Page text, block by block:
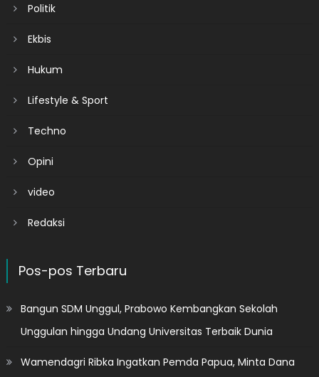
Politik
Ekbis
Hukum
Lifestyle & Sport
Techno
Opini
video
Redaksi
Pos-pos Terbaru
Bangun SDM Unggul, Prabowo Kembangkan Sekolah
Unggulan hingga Undang Universitas Terbaik Dunia
Wamendagri Ribka Ingatkan Pemda Papua, Minta Dana